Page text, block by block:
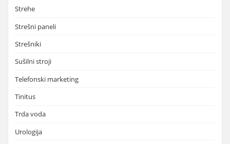
Strehe
Strešni paneli
Strešniki
Sušilni stroji
Telefonski marketing
Tinitus
Trda voda
Urologija